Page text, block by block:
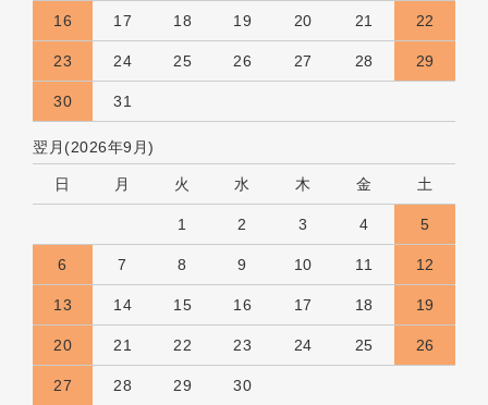
16 17 18 19 20 21 22
23 24 25 26 27 28 29
30 31
翌月(2026年9月)
日 月 火 水 木 金 土
1 2 3 4 5
6 7 8 9 10 11 12
13 14 15 16 17 18 19
20 21 22 23 24 25 26
27 28 29 30